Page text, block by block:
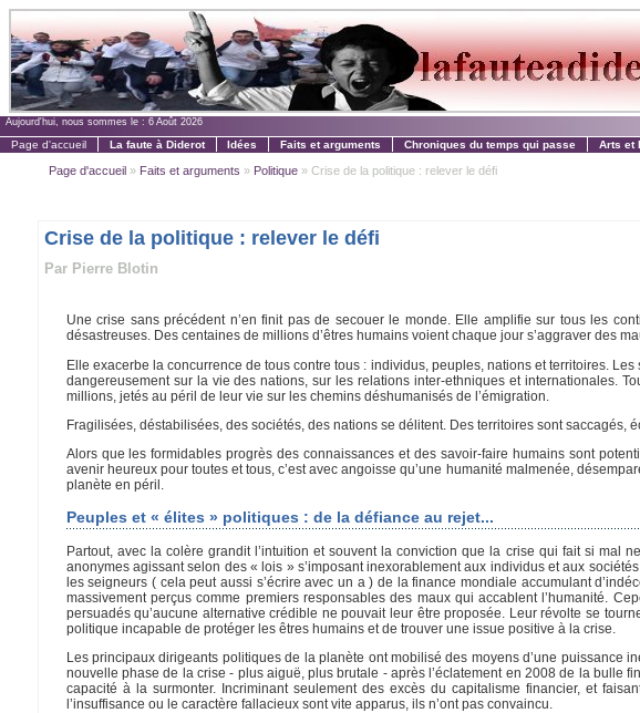
Aujourd'hui, nous sommes le : 6 Août 2026
Page d'accueil La faute à Diderot Idées Faits et arguments Chroniques du temps qui passe Arts et
Page d'accueil» Faits et arguments » Politique» Crise de la politique : relever le défi
Crise de la politique : relever le défi
Par Pierre Blotin
Une crise sans précédent n’en finit pas de secouer le monde. Elle amplifie sur tous les
désastreuses. Des centaines de millions d’êtres humains voient chaque jour s’aggraver des
Elle exacerbe la concurrence de tous contre tous : individus, peuples, nations et territoires.
dangereusement sur la vie des nations, sur les relations inter-ethniques et internationales.
millions, jetés au péril de leur vie sur les chemins déshumanisés de l’émigration.
Fragilisées, déstabilisées, des sociétés, des nations se délitent. Des territoires sont saccagés,
Alors que les formidables progrès des connaissances et des savoir-faire humains sont
avenir heureux pour toutes et tous, c’est avec angoisse qu’une humanité malmenée,
planète en péril.
Peuples et « élites » politiques : de la défiance au rejet...
Partout, avec la colère grandit l’intuition et souvent la conviction que la crise qui fait si mal
anonymes agissant selon des « lois » s’imposant inexorablement aux individus et aux
les seigneurs ( cela peut aussi s’écrire avec un a ) de la finance mondiale accumulant
massivement perçus comme premiers responsables des maux qui accablent l’humanité.
persuadés qu’aucune alternative crédible ne pouvait leur être proposée. Leur révolte se
politique incapable de protéger les êtres humains et de trouver une issue positive à la crise.
Les principaux dirigeants politiques de la planète ont mobilisé des moyens d’une puissance
nouvelle phase de la crise - plus aiguë, plus brutale - après l’éclatement en 2008 de la bulle
capacité à la surmonter. Incriminant seulement des excès du capitalisme financier, et
l’insuffisance ou le caractère fallacieux sont vite apparus, ils n’ont pas convaincu.